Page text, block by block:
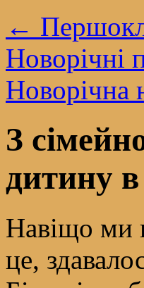
←
Новорічні
Новорічна
З
дитину
Навіщо ми
це,